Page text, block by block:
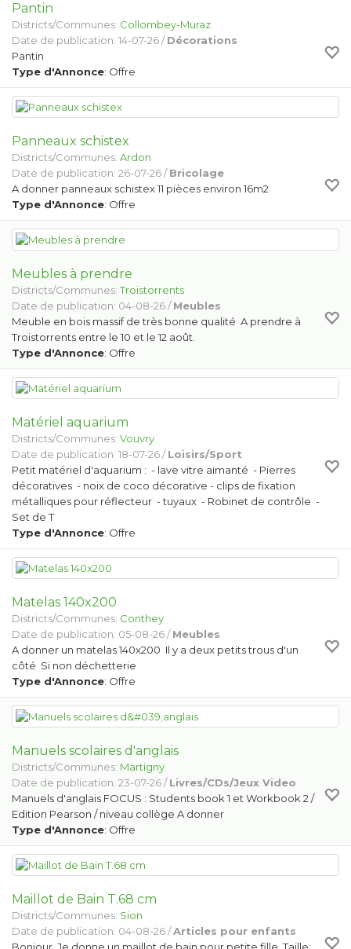
Pantin
Districts/Communes: Collombey-Muraz
Date de publication: 14-07-26 /Décorations
Pantin
Type d'Annonce: Offre
Panneaux schistex
Districts/Communes: Ardon
Date de publication: 26-07-26 /Bricolage
A donner panneaux schistex 11 pièces environ 16m2
Type d'Annonce: Offre
Meubles à prendre
Districts/Communes:Troistorrents
Date de publication: 04-08-26 /Meubles
Meuble en bois massif de très bonne qualité A prendre à
Troistorrents entre le 10 et le 12 août.
Type d'Annonce: Offre
Matériel aquarium
Districts/Communes: Vouvry
Date de publication: 18-07-26 /Loisirs/Sport
Petit matériel d'aquarium : - lave vitre aimanté - Pierres
décoratives - noix de coco décorative - clips de fixation
métalliques pour réflecteur - tuyaux - Robinet de contrôle -
Set de T
Type d'Annonce: Offre
Matelas 140x200
Districts/Communes: Conthey
Date de publication: 05-08-26 /Meubles
A donner un matelas 140x200 Il y a deux petits trous d'un
côté Si non déchetterie
Type d'Annonce: Offre
Manuels scolaires d'anglais
Districts/Communes: Martigny
Date de publication: 23-07-26 /Livres/CDs/Jeux Video
Manuels d'anglais FOCUS : Students book 1 et Workbook 2 /
Edition Pearson / niveau collège A donner
Type d'Annonce: Offre
Maillot de Bain T.68 cm
Districts/Communes: Sion
Date de publication: 04-08-26 /Articles pour enfants